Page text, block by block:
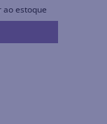
estoque